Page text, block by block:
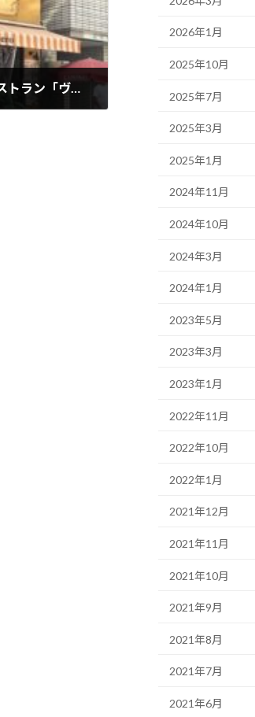
カジュアルなイタリアンレストラン「ヴォメロ」
2026年1月
2025年10月
2025年7月
2025年3月
2025年1月
2024年11月
2024年10月
2024年3月
2024年1月
2023年5月
2023年3月
2023年1月
2022年11月
2022年10月
2022年1月
2021年12月
2021年11月
2021年10月
2021年9月
2021年8月
2021年7月
2021年6月